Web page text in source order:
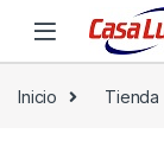
Inicio Tienda